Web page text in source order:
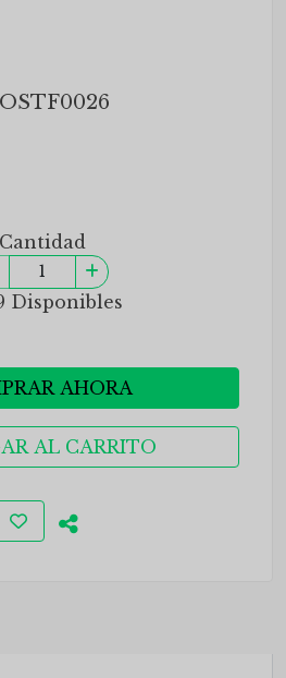
Cantidad
Disponibles
AHORA
AL CARRITO